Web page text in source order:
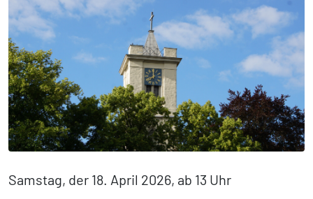
Samstag, der 18. April 2026, ab 13 Uhr